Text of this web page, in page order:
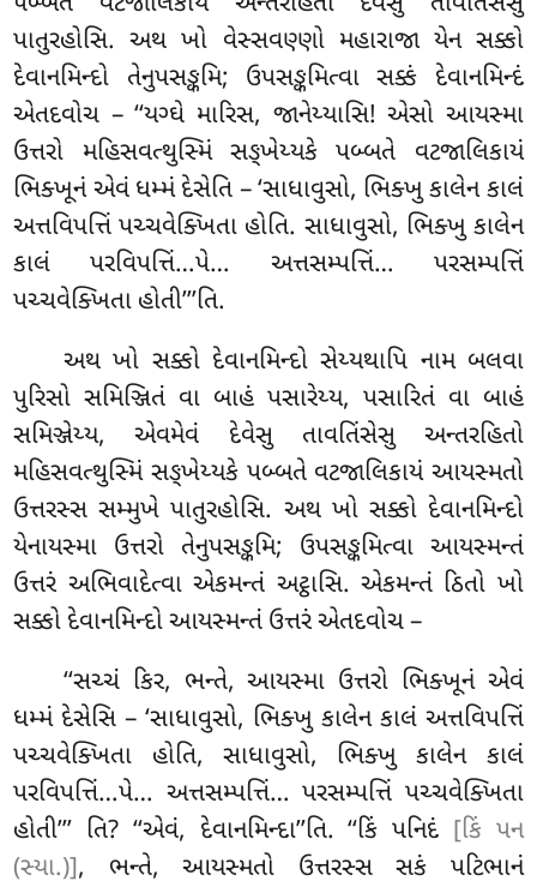
પાતુરહોસિ. અથ ખો વેસ્સવણ્ણો મહારાજા યેન સક્કો
દેવાનમિન્દો તેનુપસઙ્કમિ; ઉપસઙ્કમિત્વા સક્કં દેવાનમિન્દં
એતદવોચ – ‘‘યગ્ઘે મારિસ, જાનેય્યાસિ! એસો આયસ્મા
ઉત્તરો મહિસવત્થુસ્મિં સઙ્ખેય્યકેપબ્બતે વટજાલિકાયં
ભિક્ખૂનંએવં ધમ્મં દેસેતિ – ‘સાધાવુસો, ભિક્ખુ કાલેન કાલં
અત્તવિપત્તિં પચ્ચવેક્ખિતા હોતિ. સાધાવુસો, ભિક્ખુ કાલેન
કાલં પરવિપત્તિં…પે… અત્તસમ્પત્તિં… પરસમ્પત્તિં
પચ્ચવેક્ખિતા હોતી’’’તિ.
અથ ખો સક્કો દેવાનમિન્દો સેય્યથાપિ નામ બલવા
પુરિસો સમિઞ્જિતં વા બાહં પસારેય્ય, પસારિતં વા બાહં
સમિઞ્જેય્ય, એવમેવં દેવેસુ તાવતિંસેસુ અન્તરહિતો
મહિસવત્થુસ્મિં સઙ્ખેય્યકે પબ્બતે વટજાલિકાયં આયસ્મતો
ઉત્તરસ્સ સમ્મુખે પાતુરહોસિ. અથ ખો સક્કો દેવાનમિન્દો
યેનાયસ્મા ઉત્તરો તેનુપસઙ્કમિ; ઉપસઙ્કમિત્વા આયસ્મન્તં
ઉત્તરં અભિવાદેત્વા એકમન્તં અટ્ઠાસિ. એકમન્તં ઠિતો ખો
સક્કો દેવાનમિન્દો આયસ્મન્તં ઉત્તરં એતદવોચ –
‘‘સચ્ચં કિર, ભન્તે, આયસ્મા ઉત્તરો ભિક્ખૂનં એવં
ધમ્મં દેસેસિ – ‘સાધાવુસો, ભિક્ખુ કાલેન કાલં અત્તવિપત્તિં
પચ્ચવેક્ખિતા હોતિ, સાધાવુસો, ભિક્ખુ કાલેન કાલં
પરવિપત્તિં…પે… અત્તસમ્પત્તિં… પરસમ્પત્તિં પચ્ચવેક્ખિતા
હોતી’’’ તિ? ‘‘એવં, દેવાનમિન્દા’’તિ. ‘‘કિં પનિદં [કિં પન
(સ્યા.)], ભન્તે, આયસ્મતો ઉત્તરસ્સ સકં પટિભાનં